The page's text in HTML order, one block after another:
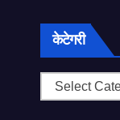
केटेगरी
केटेगरी